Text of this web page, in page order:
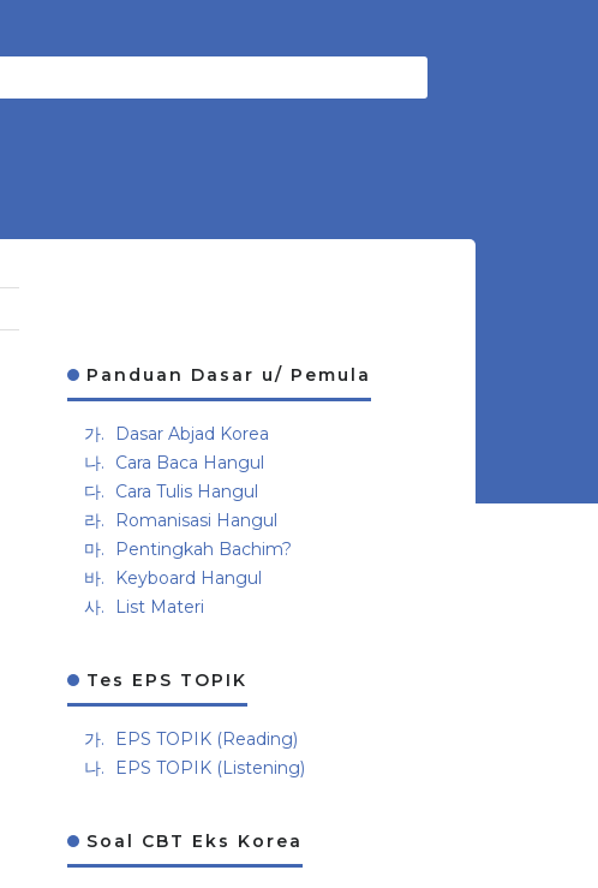
Panduan Dasar u/ Pemula
Dasar Abjad Korea
Cara Baca Hangul
Cara Tulis Hangul
Romanisasi Hangul
Pentingkah Bachim?
Keyboard Hangul
List Materi
Tes EPS TOPIK
EPS TOPIK (Reading)
EPS TOPIK (Listening)
Soal CBT Eks Korea